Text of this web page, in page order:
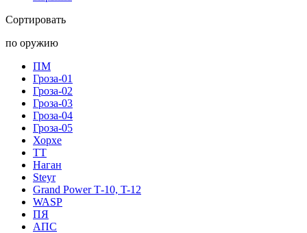
Сортировать
по оружию
ПМ
Гроза-01
Гроза-02
Гроза-03
Гроза-04
Гроза-05
Хорхе
ТТ
Наган
Steyr
Grand Power Т-10, T-12
WASP
ПЯ
АПС